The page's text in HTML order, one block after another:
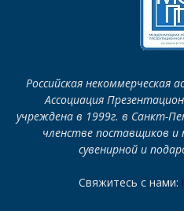
Российская некоммерческая
Ассоциация
учреждена в 1999г. в Санкт-
членстве поставщиков и
сувенирной и
Свяжитесь с нами: